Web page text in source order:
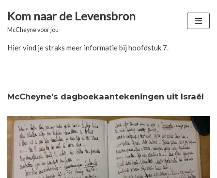
Ga
de
Kom naar de Levensbron
McCheyne voor jou
Hier vind je straks meer informatie bij hoofdstuk 7.
McCheyne’s dagboekaantekeningen uit Israël